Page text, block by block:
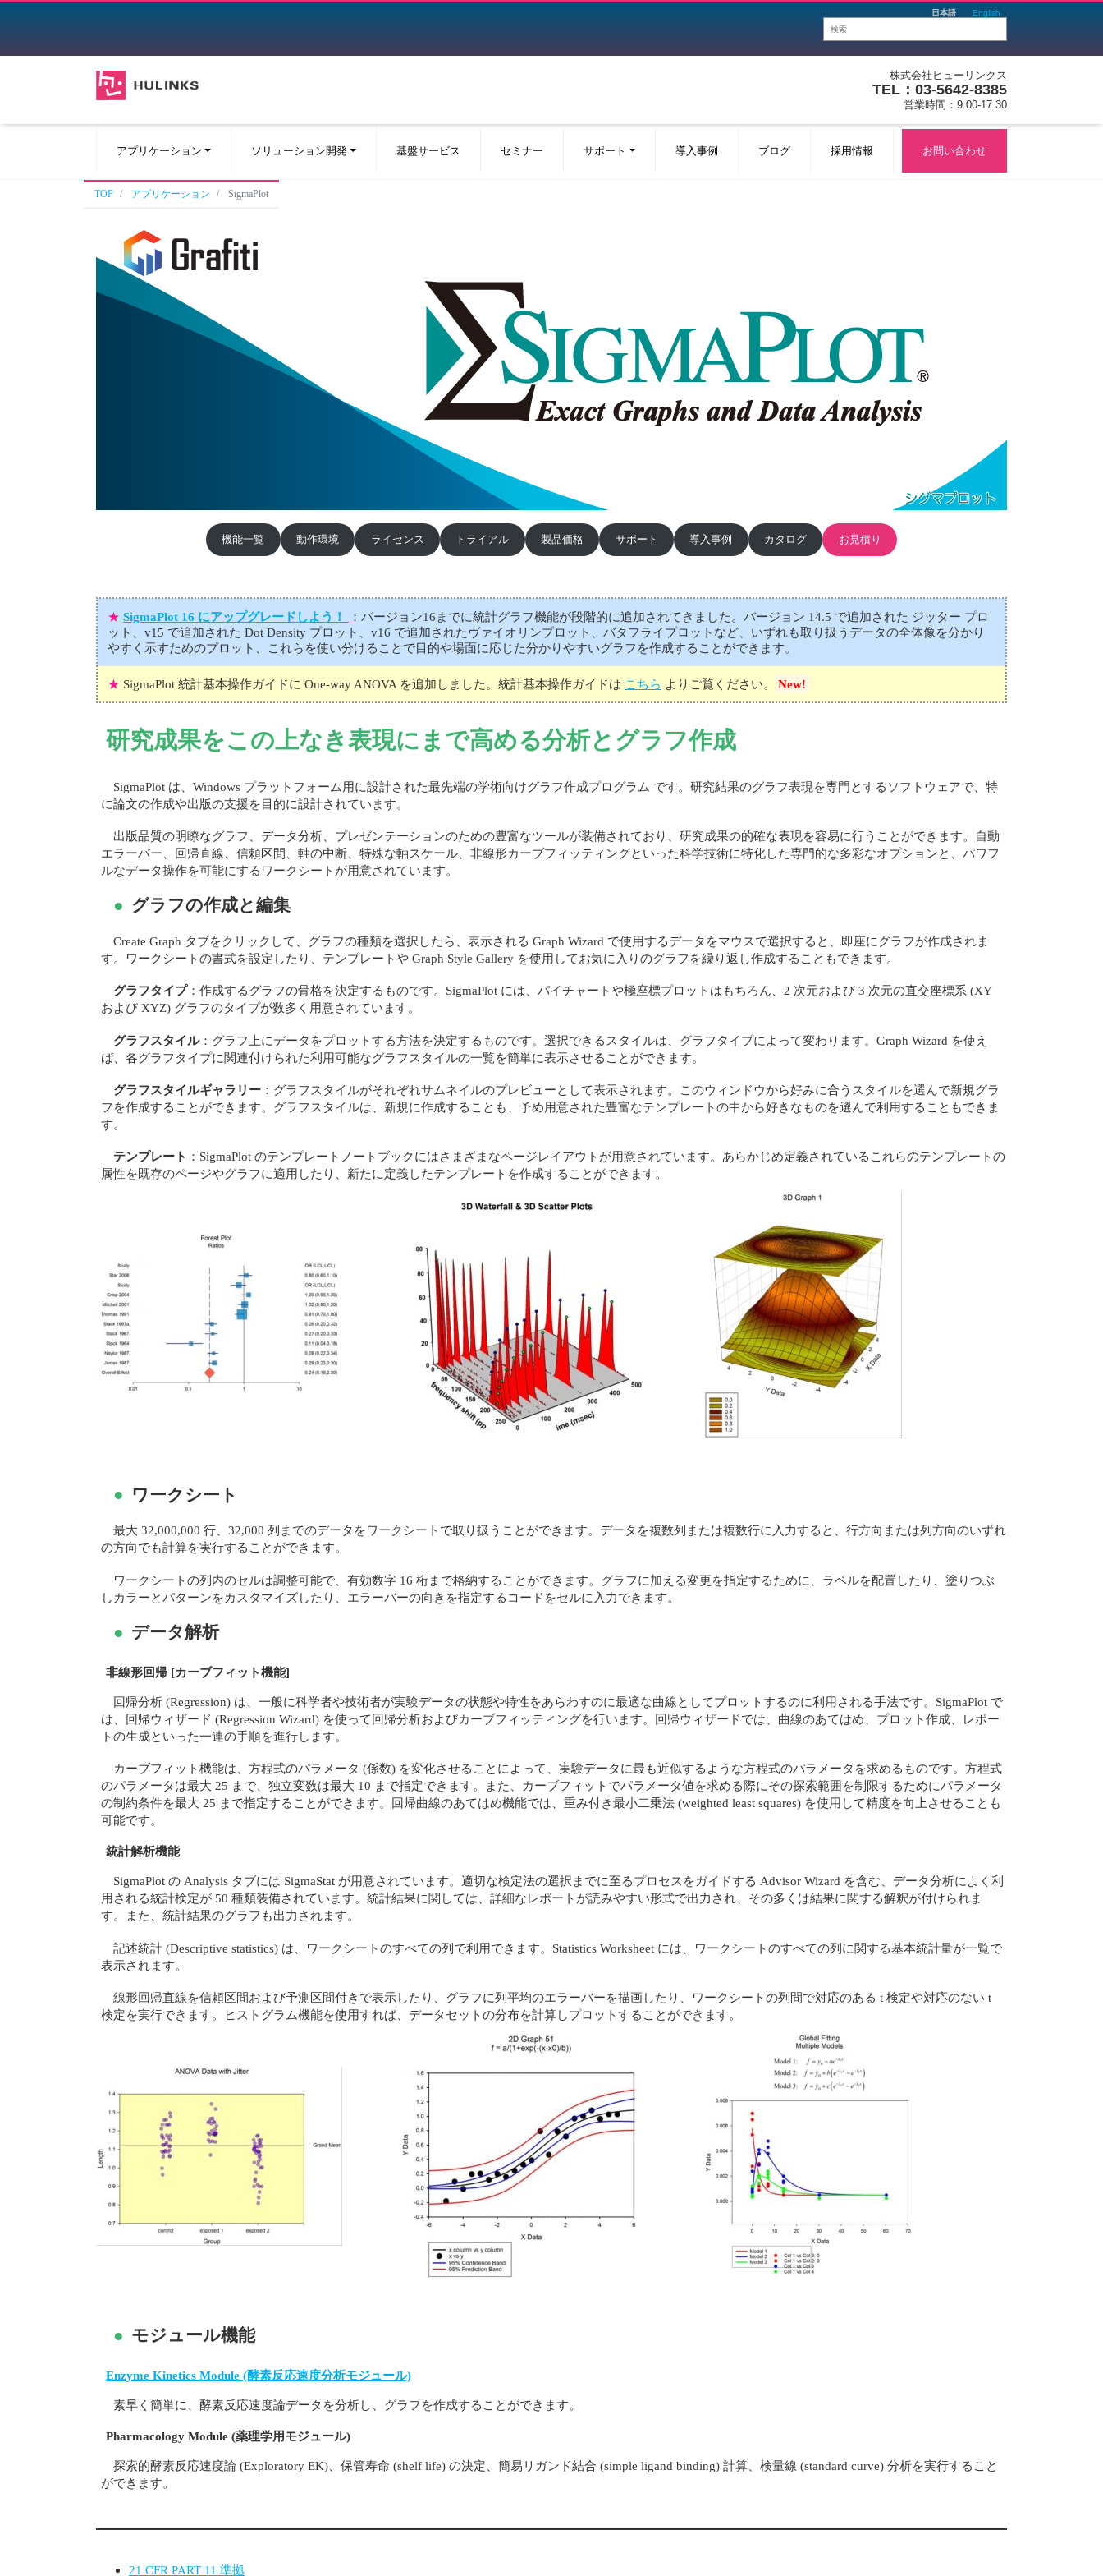
日本語 English
株式会社ヒューリンクス
TEL：03-5642-8385
営業時間：9:00-17:30
アプリケーション ソリューション開発 基盤サービス セミナー サポート 導入事例 ブログ 採用情報 お問い合わせ
TOP アプリケーション SigmaPlot
機能一覧 動作環境 ライセンス トライアル 製品価格 サポート 導入事例 カタログ お見積り
★ SigmaPlot 16 にアップグレードしよう！
：バージョン16までに統計グラフ機能が段階的に追加されてきました。バージョン 14.5 で追加された ジッター プロ
ット、v15 で追加された Dot Density プロット、v16 で追加されたヴァイオリンプロット、バタフライプロットなど、いずれも取り扱うデータの全体像を分かり
やすく示すためのプロット、これらを使い分けることで目的や場面に応じた分かりやすいグラフを作成することができます。
★ SigmaPlot 統計基本操作ガイドに One-way ANOVA を追加しました。統計基本操作ガイドは こちら よりご覧ください。 New!
研究成果をこの上なき表現にまで高める分析とグラフ作成
SigmaPlot は、Windows プラットフォーム用に設計された最先端の学術向けグラフ作成プログラム です。研究結果のグラフ表現を専門とするソフトウェアで、特
に論文の作成や出版の支援を目的に設計されています。
出版品質の明瞭なグラフ、データ分析、プレゼンテーションのための豊富なツールが装備されており、研究成果の的確な表現を容易に行うことができます。自動
エラーバー、回帰直線、信頼区間、軸の中断、特殊な軸スケール、非線形カーブフィッティングといった科学技術に特化した専門的な多彩なオプションと、パワフ
ルなデータ操作を可能にするワークシートが用意されています。
● グラフの作成と編集
Create Graph タブをクリックして、グラフの種類を選択したら、表示される Graph Wizard で使用するデータをマウスで選択すると、即座にグラフが作成されま
す。ワークシートの書式を設定したり、テンプレートや Graph Style Gallery を使用してお気に入りのグラフを繰り返し作成することもできます。
グラフタイプ：作成するグラフの骨格を決定するものです。SigmaPlot には、パイチャートや極座標プロットはもちろん、2 次元および 3 次元の直交座標系 (XY
および XYZ) グラフのタイプが数多く用意されています。
グラフスタイル：グラフ上にデータをプロットする方法を決定するものです。選択できるスタイルは、グラフタイプによって変わります。Graph Wizard を使え
ば、各グラフタイプに関連付けられた利用可能なグラフスタイルの一覧を簡単に表示させることができます。
グラフスタイルギャラリー ：グラフスタイルがそれぞれサムネイルのプレビューとして表示されます。このウィンドウから好みに合うスタイルを選んで新規グラ
フを作成することができます。グラフスタイルは、新規に作成することも、予め用意された豊富なテンプレートの中から好きなものを選んで利用することもできま
す。
テンプレート ：SigmaPlot のテンプレートノートブックにはさまざまなページレイアウトが用意されています。あらかじめ定義されているこれらのテンプレートの
属性を既存のページやグラフに適用したり、新たに定義したテンプレートを作成することができます。
● ワークシート
最大 32,000,000 行、32,000 列までのデータをワークシートで取り扱うことができます。データを複数列または複数行に入力すると、行方向または列方向のいずれ
の方向でも計算を実行することができます。
ワークシートの列内のセルは調整可能で、有効数字 16 桁まで格納することができます。グラフに加える変更を指定するために、ラベルを配置したり、塗りつぶ
しカラーとパターンをカスタマイズしたり、エラーバーの向きを指定するコードをセルに入力できます。
● データ解析
非線形回帰 [カーブフィット機能]
回帰分析 (Regression) は、一般に科学者や技術者が実験データの状態や特性をあらわすのに最適な曲線としてプロットするのに利用される手法です。SigmaPlot で
は、回帰ウィザード (Regression Wizard) を使って回帰分析およびカーブフィッティングを行います。回帰ウィザードでは、曲線のあてはめ、プロット作成、レポー
トの生成といった一連の手順を進行します。
カーブフィット機能は、方程式のパラメータ (係数) を変化させることによって、実験データに最も近似するような方程式のパラメータを求めるものです。方程式
のパラメータは最大 25 まで、独立変数は最大 10 まで指定できます。また、カーブフィットでパラメータ値を求める際にその探索範囲を制限するためにパラメータ
の制約条件を最大 25 まで指定することができます。回帰曲線のあてはめ機能では、重み付き最小二乗法 (weighted least squares) を使用して精度を向上させることも
可能です。
統計解析機能
SigmaPlot の Analysis タブには SigmaStat が用意されています。適切な検定法の選択までに至るプロセスをガイドする Advisor Wizard を含む、データ分析によく利
用される統計検定が 50 種類装備されています。統計結果に関しては、詳細なレポートが読みやすい形式で出力され、その多くは結果に関する解釈が付けられま
す。また、統計結果のグラフも出力されます。
記述統計 (Descriptive statistics) は、ワークシートのすべての列で利用できます。Statistics Worksheet には、ワークシートのすべての列に関する基本統計量が一覧で
表示されます。
線形回帰直線を信頼区間および予測区間付きで表示したり、グラフに列平均のエラーバーを描画したり、ワークシートの列間で対応のある t 検定や対応のない t
検定を実行できます。ヒストグラム機能を使用すれば、データセットの分布を計算しプロットすることができます。
● モジュール機能
Enzyme Kinetics Module (酵素反応速度分析モジュール)
素早く簡単に、酵素反応速度論データを分析し、グラフを作成することができます。
Pharmacology Module (薬理学用モジュール)
探索的酵素反応速度論 (Exploratory EK)、保管寿命 (shelf life) の決定、簡易リガンド結合 (simple ligand binding) 計算、検量線 (standard curve) 分析を実行すること
ができます。
21 CFR PART 11 準拠